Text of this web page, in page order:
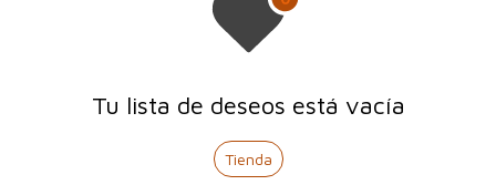
Tu lista de deseos está vacía
Tienda